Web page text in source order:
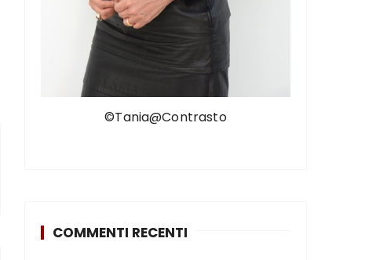
©Tania@Contrasto
COMMENTI RECENTI